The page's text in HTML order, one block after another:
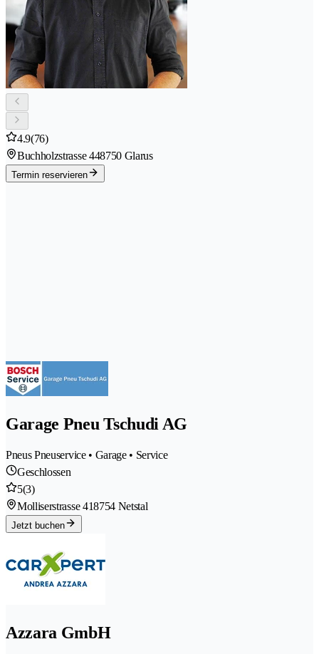
4.9(76)
Buchholzstrasse 448750 Glarus
Termin reservieren
Garage Pneu Tschudi AG
Pneus Pneuservice • Garage • Service
Geschlossen
5(3)
Molliserstrasse 418754 Netstal
Jetzt buchen
Azzara GmbH